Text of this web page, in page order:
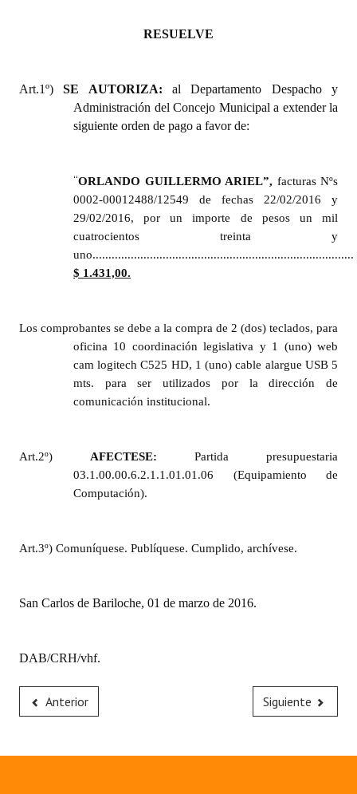
RESUELVE
Art.1º)SE AUTORIZA:al Departamento Despacho y
Administración del Concejo Municipal a extender la
siguiente orden de pago a favor de:
“ORLANDO GUILLERMO ARIEL”, facturas Nºs
0002-00012488/12549 de fechas 22/02/2016 y
29/02/2016, por un importe de pesos un mil
cuatrocientos treinta y
uno..................................................................................
$ 1.431,00.
Los comprobantes se debe a la compra de 2 (dos) teclados, para
oficina 10 coordinación legislativa y 1 (uno) web
cam logitech C525 HD, 1 (uno) cable alargue USB 5
mts. para ser utilizados por la dirección de
comunicación institucional.
Art.2º) AFECTESE: Partida presupuestaria
03.1.00.00.6.2.1.1.01.01.06 (Equipamiento de
Computación).
Art.3º) Comuníquese. Publíquese. Cumplido, archívese.
San Carlos de Bariloche, 01 de marzo de 2016.
DAB/CRH/vhf.
Anterior Siguiente